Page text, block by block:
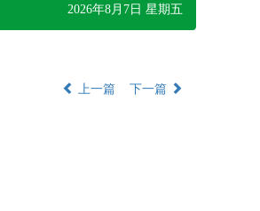
2026年8月7日 星期五
上一篇
下一篇